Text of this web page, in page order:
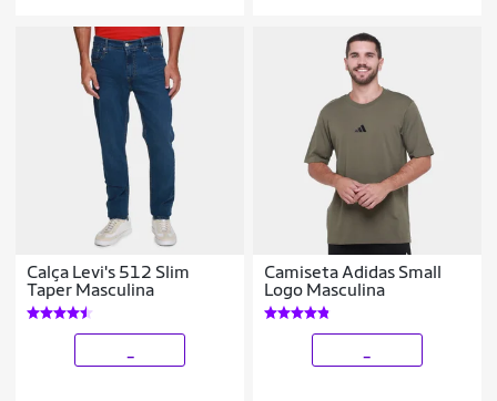
Calça Levi's 512 Slim
Taper Masculina
Camiseta Adidas Small
Logo Masculina